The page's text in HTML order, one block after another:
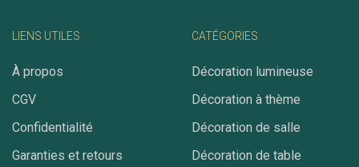
LIENS UTILES
À propos
CGV
Confidentialité
Garanties et retours
CATÉGORIES
Décoration lumineuse
Décoration à thème
Décoration de salle
Décoration de table